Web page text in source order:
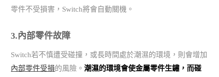
零件不受損害，Switch將會自動關機。
3.內部零件故障
Switch若不慎遭受碰撞，或長時間處於潮濕的環境，則會增加
內部零件受損的風險。潮濕的環境會使金屬零件生鏽，而碰